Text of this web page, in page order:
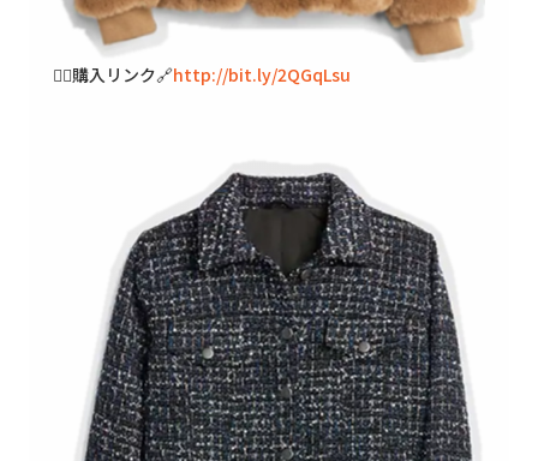
🐱‍👓購入リンク🔗http://bit.ly/2QGqLsu